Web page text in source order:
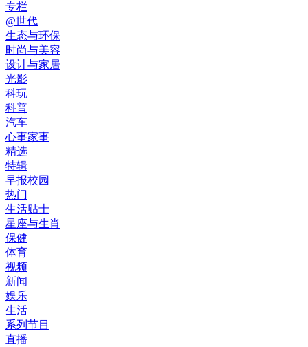
专栏
@世代
生态与环保
时尚与美容
设计与家居
光影
科玩
科普
汽车
心事家事
精选
特辑
早报校园
热门
生活贴士
星座与生肖
保健
体育
视频
新闻
娱乐
生活
系列节目
直播